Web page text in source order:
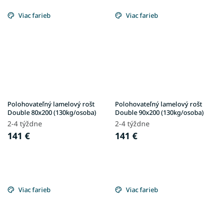
Viac farieb
Polohovateľný lamelový rošt
Double 80x200 (130kg/osoba)
2-4 týždne
141 €
Viac farieb
Polohovateľný lamelový rošt
Double 90x200 (130kg/osoba)
2-4 týždne
141 €
Viac farieb Viac farieb